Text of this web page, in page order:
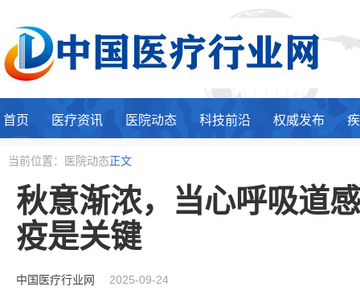
首页 医疗资讯 医院动态 科技前沿 权威发布
当前位置：医院动态正文
秋意渐浓，当心呼吸道
疫是关键
中国医疗行业网 2025-09-24